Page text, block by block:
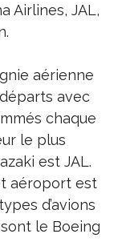
Airlines, JAL,
aérienne
avec
chaque
le plus
est JAL.
aéroport est
d’avions
le Boeing